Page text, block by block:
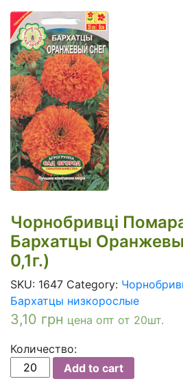
Чорнобривці
Бархатцы
0,1г.)
SKU: 1647 Category:
Бархатцы низкорослые
3,10 грн цена опт от 20шт.
Количество:
Чорнобривці
Помаранчевий
Add to cart